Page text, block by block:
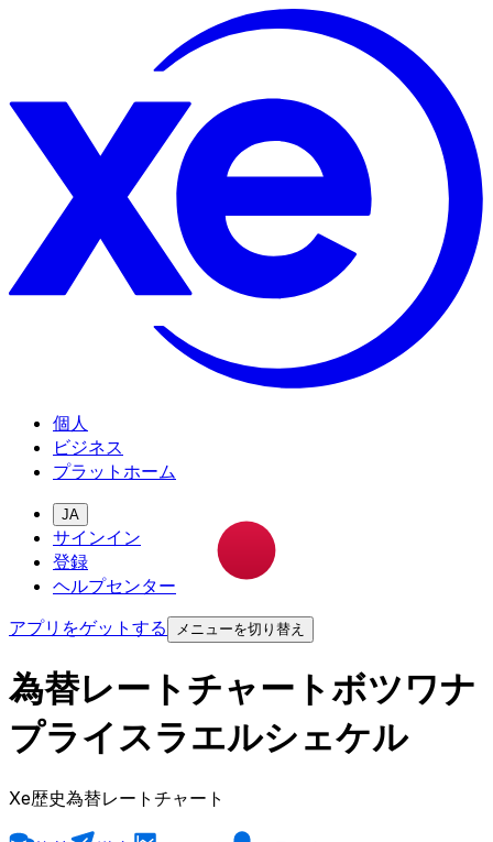
個人
ビジネス
プラットホーム
JA
サインイン
登録
ヘルプセンター
アプリをゲットする
メニューを切り替え
為替レートチャートボツワナ
プライスラエルシェケル
Xe歴史為替レートチャート